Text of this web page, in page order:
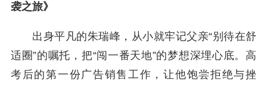
袭之旅》
出身平凡的朱瑞峰，从小就牢记父亲“别待在舒
适圈”的嘱托，把“闯一番天地”的梦想深埋心底。高
考后的第一份广告销售工作，让他饱尝拒绝与挫